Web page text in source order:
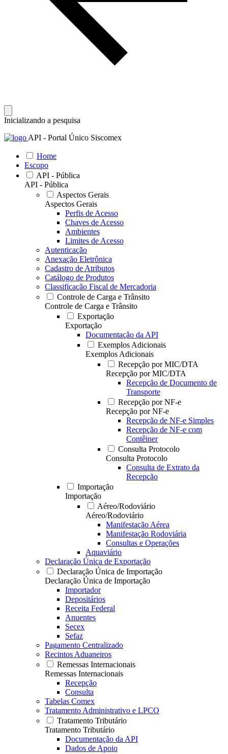
Inicializando a pesquisa
API - Portal Único Siscomex
Home
Escopo
API - Pública
API - Pública
Aspectos Gerais
Aspectos Gerais
Perfis de Acesso
Chaves de Acesso
Ambientes
Limites de Acesso
Autenticação
Anexação Eletrônica
Cadastro de Atributos
Catálogo de Produtos
Classificação Fiscal de Mercadoria
Controle de Carga e Trânsito
Controle de Carga e Trânsito
Exportação
Exportação
Documentação da API
Exemplos Adicionais
Exemplos Adicionais
Recepção por MIC/DTA
Recepção por MIC/DTA
Recepção de Documento de
Transporte
Recepção por NF-e
Recepção por NF-e
Recepção de NF-e Simples
Recepção de NF-e com
Contêiner
Consulta Protocolo
Consulta Protocolo
Consulta de Extrato da
Recepção
Importação
Importação
Aéreo/Rodoviário
Aéreo/Rodoviário
Manifestação Aérea
Manifestação Rodoviária
Consultas e Operações
Aquaviário
Declaração Única de Exportação
Declaração Única de Importação
Declaração Única de Importação
Importador
Depositários
Receita Federal
Anuentes
Secex
Sefaz
Pagamento Centralizado
Recintos Aduaneiros
Remessas Internacionais
Remessas Internacionais
Recepção
Consulta
Tabelas Comex
Tratamento Administrativo e LPCO
Tratamento Tributário
Tratamento Tributário
Documentação da API
Dados de Apoio